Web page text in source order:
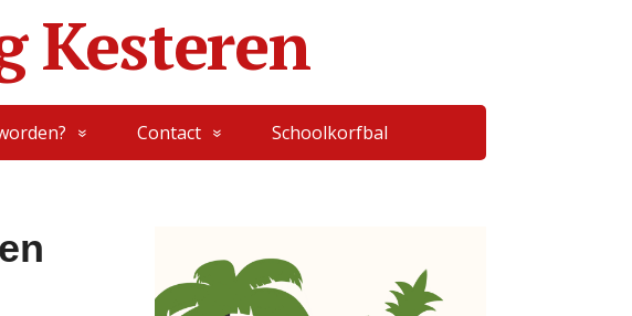
Kesteren
Contact Schoolkorfbal